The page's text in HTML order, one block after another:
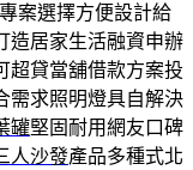
案選擇方便設計給
造居家生活融資申辦
超貸當舖借款方案投
需求照明燈具自解決
罐堅固耐用網友口碑
人沙發產品多種式北